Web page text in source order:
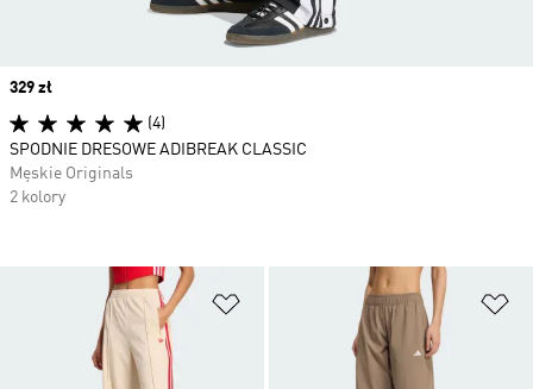
Dodaj do listy życzeń
Price
329 zł
(4)
SPODNIE DRESOWE ADIBREAK CLASSIC
Męskie Originals
2 kolory